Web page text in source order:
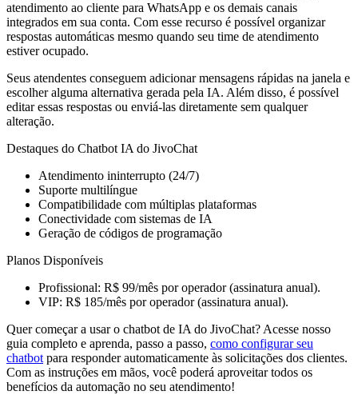
atendimento ao cliente para WhatsApp e os demais canais
integrados em sua conta. Com esse recurso é possível organizar
respostas automáticas mesmo quando seu time de atendimento
estiver ocupado.
Seus atendentes conseguem adicionar mensagens rápidas na janela e
escolher alguma alternativa gerada pela IA. Além disso, é possível
editar essas respostas ou enviá-las diretamente sem qualquer
alteração.
Destaques do Chatbot IA do JivoChat
Atendimento ininterrupto (24/7)
Suporte multilíngue
Compatibilidade com múltiplas plataformas
Conectividade com sistemas de IA
Geração de códigos de programação
Planos Disponíveis
Profissional: R$ 99/mês por operador (assinatura anual).
VIP: R$ 185/mês por operador (assinatura anual).
Quer começar a usar o chatbot de IA do JivoChat? Acesse nosso
guia completo e aprenda, passo a passo, como configurar seu
chatbot para responder automaticamente às solicitações dos clientes.
Com as instruções em mãos, você poderá aproveitar todos os
benefícios da automação no seu atendimento!